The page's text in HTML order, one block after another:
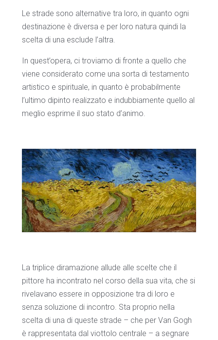
Le strade sono alternative tra loro, in quanto ogni
destinazione è diversa e per loro natura quindi la
scelta di una esclude l’altra.
In quest’opera, ci troviamo di fronte a quello che
viene considerato come una sorta di testamento
artistico e spirituale, in quanto è probabilmente
l’ultimo dipinto realizzato e indubbiamente quello al
meglio esprime il suo stato d’animo.
La triplice diramazione allude alle scelte che il
pittore ha incontrato nel corso della sua vita, che si
rivelavano essere in opposizione tra di loro e
senza soluzione di incontro. Sta proprio nella
scelta di una di queste strade – che per Van Gogh
è rappresentata dal viottolo centrale – a segnare